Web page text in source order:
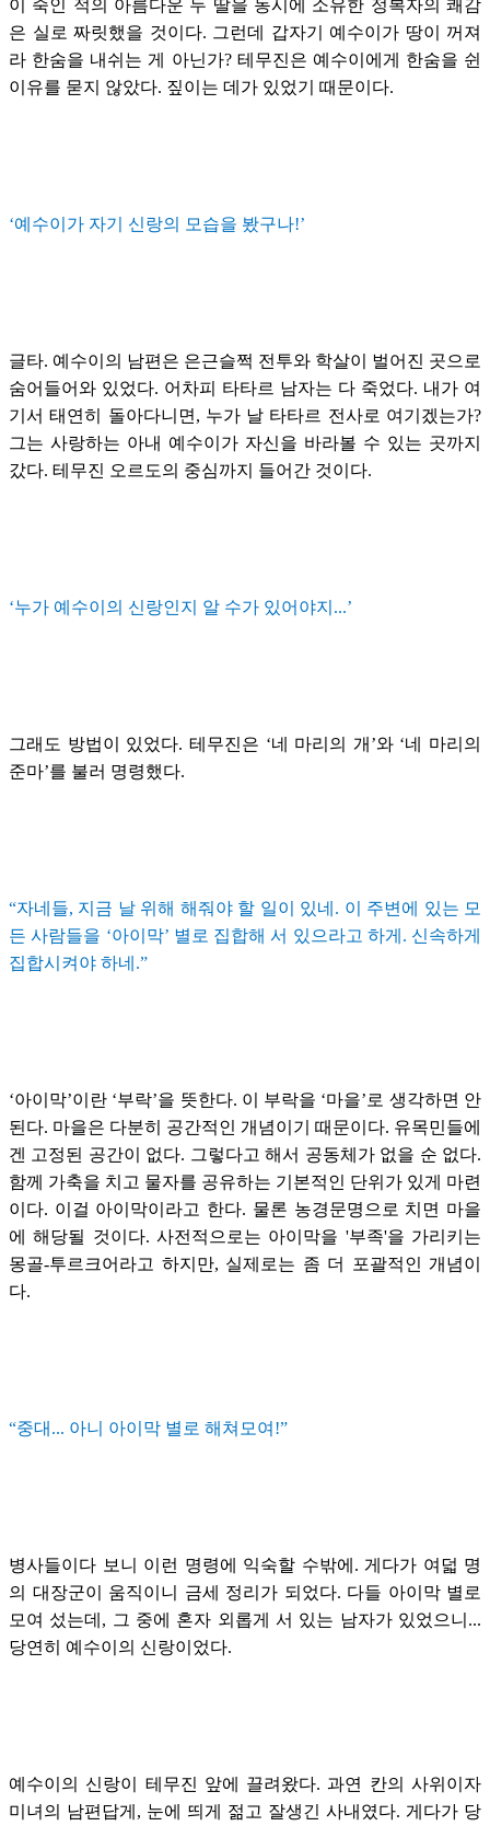
이 죽인 적의 아름다운 두 딸을 동시에 소유한 정복자의 쾌감
은 실로 짜릿했을 것이다. 그런데 갑자기 예수이가 땅이 꺼져
라 한숨을 내쉬는 게 아닌가? 테무진은 예수이에게 한숨을 쉰
이유를 묻지 않았다. 짚이는 데가 있었기 때문이다.
‘예수이가 자기 신랑의 모습을 봤구나!’
글타. 예수이의 남편은 은근슬쩍 전투와 학살이 벌어진 곳으로
숨어들어와 있었다. 어차피 타타르 남자는 다 죽었다. 내가 여
기서 태연히 돌아다니면, 누가 날 타타르 전사로 여기겠는가?
그는 사랑하는 아내 예수이가 자신을 바라볼 수 있는 곳까지
갔다. 테무진 오르도의 중심까지 들어간 것이다.
‘누가 예수이의 신랑인지 알 수가 있어야지...’
그래도 방법이 있었다. 테무진은 ‘네 마리의 개’와 ‘네 마리의
준마’를 불러 명령했다.
“자네들, 지금 날 위해 해줘야 할 일이 있네. 이 주변에 있는 모
든 사람들을 ‘아이막’ 별로 집합해 서 있으라고 하게. 신속하게
집합시켜야 하네.”
‘아이막’이란 ‘부락’을 뜻한다. 이 부락을 ‘마을’로 생각하면 안
된다. 마을은 다분히 공간적인 개념이기 때문이다. 유목민들에
겐 고정된 공간이 없다. 그렇다고 해서 공동체가 없을 순 없다.
함께 가축을 치고 물자를 공유하는 기본적인 단위가 있게 마련
이다. 이걸 아이막이라고 한다. 물론 농경문명으로 치면 마을
에 해당될 것이다. 사전적으로는 아이막을 '부족'을 가리키는
몽골-투르크어라고 하지만, 실제로는 좀 더 포괄적인 개념이
다.
“중대... 아니 아이막 별로 해쳐모여!”
병사들이다 보니 이런 명령에 익숙할 수밖에. 게다가 여덟 명
의 대장군이 움직이니 금세 정리가 되었다. 다들 아이막 별로
모여 섰는데, 그 중에 혼자 외롭게 서 있는 남자가 있었으니...
당연히 예수이의 신랑이었다.
예수이의 신랑이 테무진 앞에 끌려왔다. 과연 칸의 사위이자
미녀의 남편답게, 눈에 띄게 젊고 잘생긴 사내였다. 게다가 당